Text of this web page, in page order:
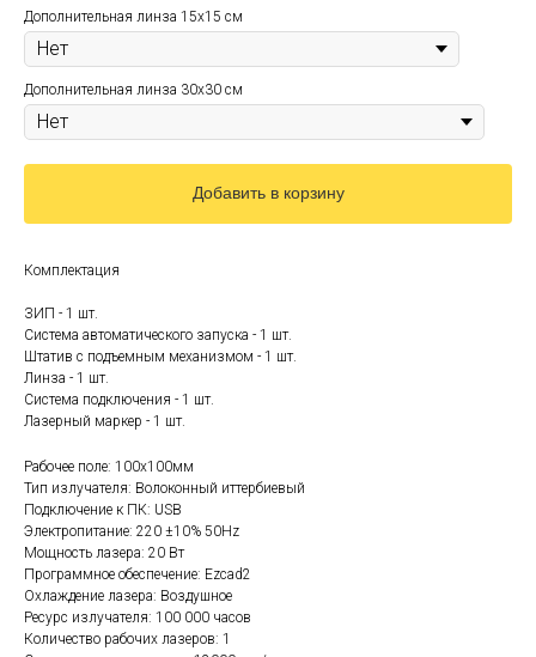
Дополнительная линза 15х15 см
Дополнительная линза 30х30 см
Добавить в корзину
Комплектация
ЗИП - 1 шт.
Система автоматического запуска - 1 шт.
Штатив с подъемным механизмом - 1 шт.
Линза - 1 шт.
Система подключения - 1 шт.
Лазерный маркер - 1 шт.
Рабочее поле: 100x100мм
Тип излучателя: Волоконный иттербиевый
Подключение к ПК: USB
Электропитание: 220 ±10% 50Hz
Мощность лазера: 20 Вт
Программное обеспечение: Ezcad2
Охлаждение лазера: Воздушное
Ресурс излучателя: 100 000 часов
Количество рабочих лазеров: 1